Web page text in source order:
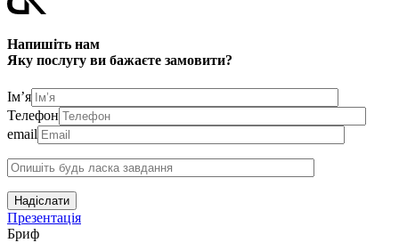
Напишіть нам
Яку послугу ви бажаєте замовити?
Ім’я
Телефон
email
Надіслати
Презентація
Бриф